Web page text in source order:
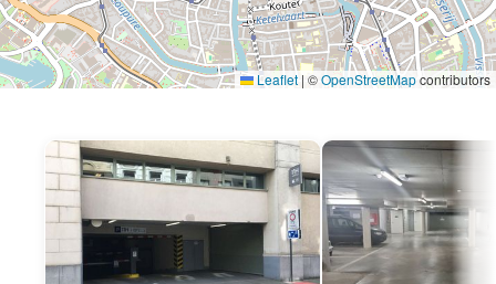
Leaflet | ©OpenStreetMapcontributors